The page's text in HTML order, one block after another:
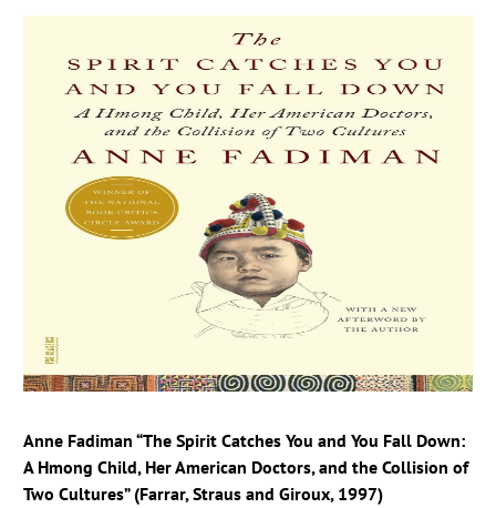
Anne Fadiman “The Spirit Catches You and You Fall Down:
A Hmong Child, Her American Doctors, and the Collision of
Two Cultures” (Farrar, Straus andGiroux, 1997)